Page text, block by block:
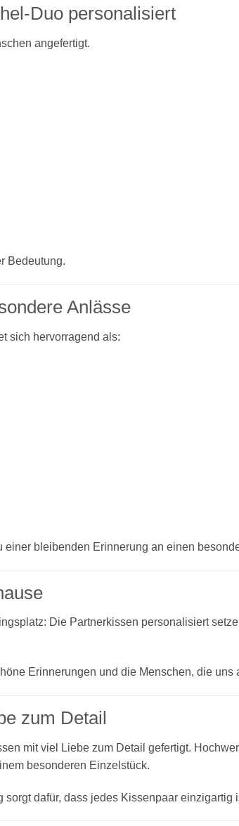
Duo personalisiert
angefertigt.
Bedeutung.
Anlässe
sich hervorragend als:
bleibenden Erinnerung an einen
Die Partnerkissen personalisiert
Erinnerungen und die Menschen, die uns
zum Detail
mit viel Liebe zum Detail gefertigt.
besonderen Einzelstück.
dafür, dass jedes Kissenpaar einzigartig